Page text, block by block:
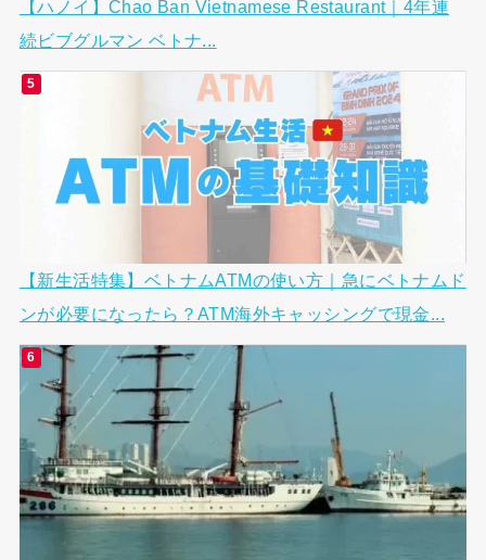
【ハノイ】Chao Ban Vietnamese Restaurant｜4年連
続ビブグルマン ベトナ...
【新生活特集】ベトナムATMの使い方｜急にベトナムド
ンが必要になったら？ATM海外キャッシングで現金...